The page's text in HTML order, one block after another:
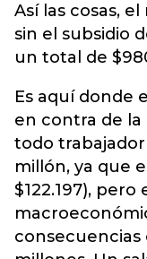
Así las cosas,
sin el subsidio
un total de
Es aquí donde
en contra de la
todo
millón, ya que
$122.197),